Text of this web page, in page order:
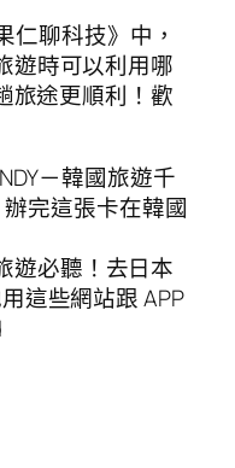
仁聊科技》中，
遊時可以利用哪
旅途更順利！歡
－韓國旅遊千
完這張卡在韓國
遊必聽！去日本
這些網站跟 APP